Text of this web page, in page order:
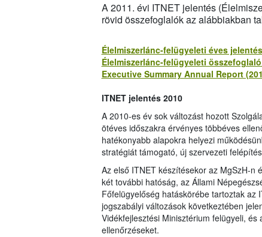
A 2011. évi ITNET jelentés
rövid összefoglalók az alábbiakban
Élelmiszerlánc-felügyeleti éves
Élelmiszerlánc-felügyeleti
Executive Summary Annual Report
ITNET jelentés 2010
A 2010-es év sok változást hozott
ötéves időszakra érvényes többéves
hatékonyabb alapokra helyezi
stratégiát támogató, új szervezeti
Az első ITNET készítésekor az MgSzH-n
két további hatóság, az Állami
Főfelügyelőség hatáskörébe tartoztak az
jogszabályi változások következtében
Vidékfejlesztési Minisztérium felügyeli,
ellenőrzéseket.